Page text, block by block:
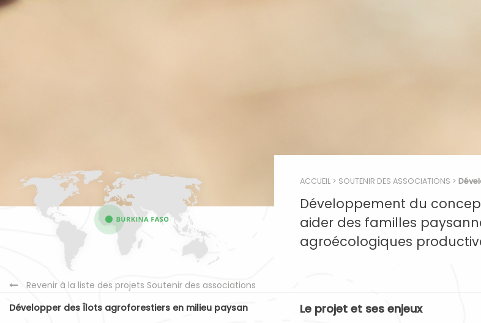
Revenir à la liste des projets Soutenir des associations
ACCUEIL > SOUTENIR DES ASSOCIATIONS >
Développement du
aider des familles
agroécologiques
Développer des Îlots agroforestiers en milieu paysan Le projet et ses enjeux